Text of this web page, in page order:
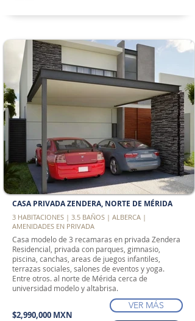
CASA PRIVADA ZENDERA, NORTE DE MÉRIDA
3 HABITACIONES | 3.5 BAÑOS | ALBERCA |
AMENIDADES EN PRIVADA
Casa modelo de 3 recamaras en privada Zendera
Residencial, privada con parques, gimnasio,
piscina, canchas, areas de juegos infantiles,
terrazas sociales, salones de eventos y yoga.
Entre otros. al norte de Mérida cerca de
universidad modelo y altabrisa.
$2,990,000 MXN
VER MÁS